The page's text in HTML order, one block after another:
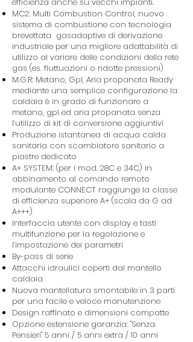
efficienza anche su vecchi impianti.
MC2: Multi Combustion Control, nuovo
sistema di combustione con tecnologia
brevettata gasadaptive di derivazione
industriale per una migliore adattabilità di
utilizzo al variare delle condizioni della rete
gas (es. fluttuazioni o ridotte pressioni)
M.G.R: Metano, Gpl, Aria propanata Ready
mediante una semplice configurazione la
caldaia è in grado di funzionare a
metano, gpl ed aria propanata senza
l’utilizzo di kit di conversione aggiuntivi
Produzione istantanea di acqua calda
sanitaria con scambiatore sanitario a
piastre dedicato
A+ SYSTEM: (per i mod. 28C e 34C) in
abbinamento al comando remoto
modulante CONNECT raggiunge la classe
di efficienza superiore A+ (scala da G ad
A+++)
Interfaccia utente con display e tasti
multifunzione per la regolazione e
l’impostazione dei parametri
By-pass di serie
Attacchi idraulici coperti dal mantello
caldaia
Nuova mantellatura smontabile in 3 parti
per una facile e veloce manutenzione
Design raffinato e dimensioni compatte
Opzione estensione garanzia: "Senza
Pensieri" 5 anni / 5 anni extra / 10 anni